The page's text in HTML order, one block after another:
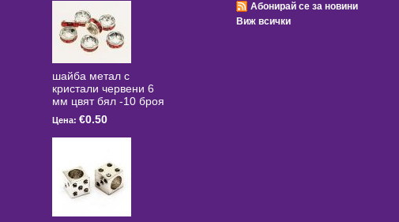
шайба метал с
кристали червени 6
мм цвят бял -10 броя
Цена: €0.50
Абонирай се за новини
Виж всички